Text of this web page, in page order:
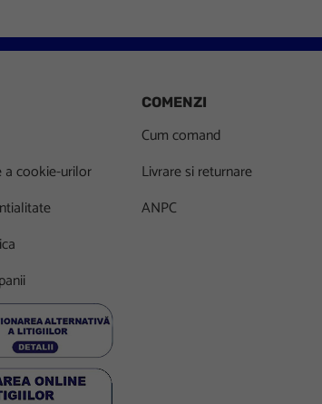
a cookie-urilor
COMENZI
Cum comand
Livrare si returnare
ANPC